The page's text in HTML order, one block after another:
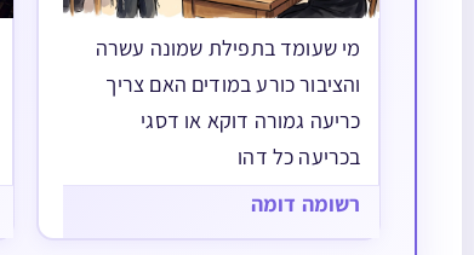
מי שעומד בתפילת שמונה עשרה
והציבור כורע במודים האם צריך
כריעה גמורה דוקא או דסגי
בכריעה כל דהו
רשומה דומה